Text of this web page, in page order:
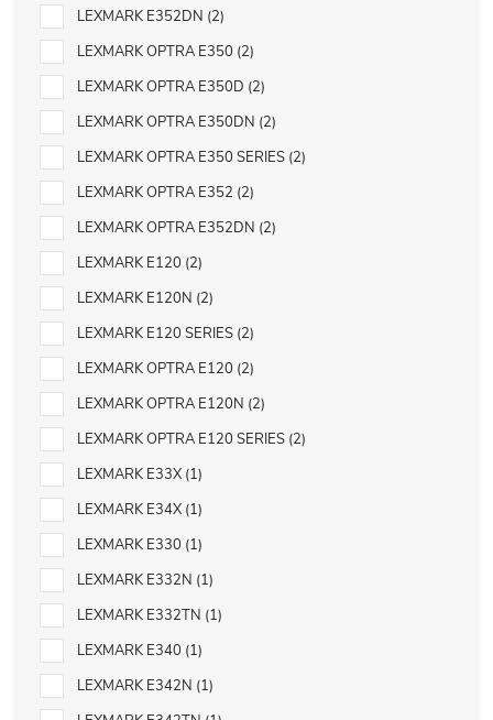
LEXMARK E352DN 2
LEXMARK OPTRA E350 2
LEXMARK OPTRA E350D 2
LEXMARK OPTRA E350DN 2
LEXMARK OPTRA E350 SERIES 2
LEXMARK OPTRA E352 2
LEXMARK OPTRA E352DN 2
LEXMARK E120 2
LEXMARK E120N 2
LEXMARK E120 SERIES 2
LEXMARK OPTRA E120 2
LEXMARK OPTRA E120N 2
LEXMARK OPTRA E120 SERIES 2
LEXMARK E33X 1
LEXMARK E34X 1
LEXMARK E330 1
LEXMARK E332N 1
LEXMARK E332TN 1
LEXMARK E340 1
LEXMARK E342N 1